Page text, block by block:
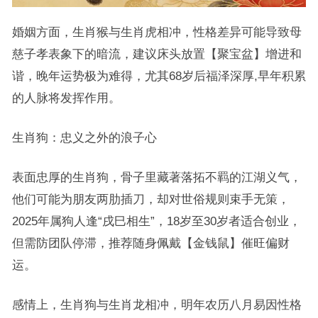
婚姻方面，生肖猴与生肖虎相冲，性格差异可能导致母
慈子孝表象下的暗流，建议床头放置【聚宝盆】增进和
谐，晚年运势极为难得，尤其68岁后福泽深厚,早年积累
的人脉将发挥作用。
生肖狗：忠义之外的浪子心
表面忠厚的生肖狗，骨子里藏著落拓不羁的江湖义气，
他们可能为朋友两肋插刀，却对世俗规则束手无策，
2025年属狗人逢“戌巳相生”，18岁至30岁者适合创业，
但需防团队停滞，推荐随身佩戴【金钱鼠】催旺偏财
运。
感情上，生肖狗与生肖龙相冲，明年农历八月易因性格